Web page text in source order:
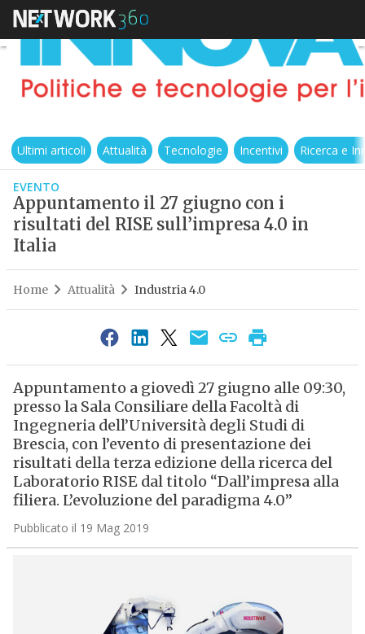
Ultimi articoli Attualità Tecnologie Incentivi Ricerca e
EVENTO
Appuntamento il 27 giugno con i
risultati del RISE sull’impresa 4.0 in
Italia
Home Attualità Industria 4.0
Appuntamento a giovedì 27 giugno alle 09:30,
presso la Sala Consiliare della Facoltà di
Ingegneria dell’Università degli Studi di
Brescia, con l’evento di presentazione dei
risultati della terza edizione della ricerca del
Laboratorio RISE dal titolo “Dall’impresa alla
filiera. L’evoluzione del paradigma 4.0”
Pubblicato il 19 Mag 2019